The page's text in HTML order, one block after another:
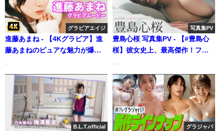
グラビアエイジ
進藤あまね - 【4Kグラビア】進
藤あまねのピュアな魅力が爆
情が可愛すぎる♡【メイキン
グ】 (Jan 09, 2026) | グラビアン
エイジch【KADOKAWAドラゴ
ンエイジ公式CH】さんより
...
写真集PV
豊島心桜 写真集PV - 【#豊島心
桜】彼女史上、最高傑作！ファ
グラジャパ！ならメイキングム
ービー付き!! Cocoro
Toyoshima（2025年03月21日）
| 週プレChannel【集英社 週刊プ
レイボーイ公式】さんより
...
B.L.T.official グラジャパ